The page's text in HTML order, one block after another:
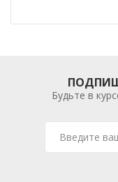
Будьте в